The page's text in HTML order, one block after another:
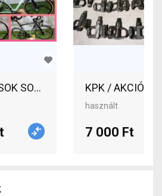
SOK SOK OUTI Akciós S-
használt
7 000 Ft